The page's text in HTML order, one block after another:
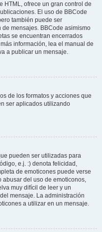
HTML, ofrece un gran control de
El uso de BBCode
también puede ser
mensajes. BBCode asimismo
se encuentran encerrados
información, lea el manual de
a publicar un mensaje.
de los formatos y acciones que
ser aplicados utilizando
pueden ser utilizadas para
e.j. :) denota felicidad,
de emoticones puede verse
abusar del uso de emoticonos,
muy difícil de leer y un
mensaje. La administración
a utilizar en un mensaje.